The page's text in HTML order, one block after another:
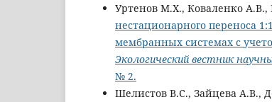
Уртенов М.Х., Коваленко
нестационарного переноса
мембранных системах с
Экологический вестник
№ 2.
Шелистов В.С., Зайцева А.В.,